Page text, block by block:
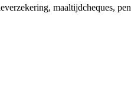
maaltijdcheques,